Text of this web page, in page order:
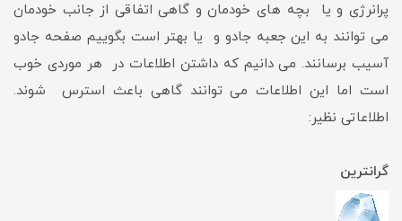
پرانرژی و یا بچه های خودمان و گاهی اتفاقی از جانب خودمان
می توانند به این جعبه جادو و یا بهتر است بگوییم صفحه جادو
آسیب برسانند. می دانیم که داشتن اطلاعات در هر موردی خوب
است اما این اطلاعات می توانند گاهی باعث استرس شوند.
اطلاعاتی نظیر:
گرانترین